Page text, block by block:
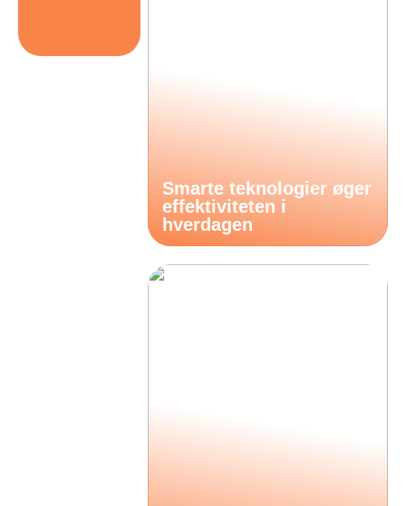
Smarte teknologier øger
effektiviteten i
hverdagen